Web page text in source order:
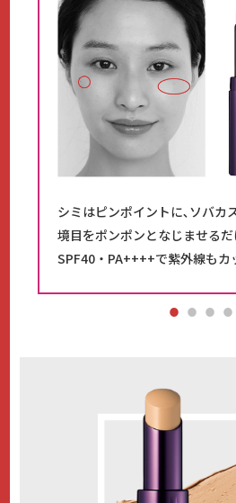
シミはピンポイントに､ソバカ
境目をポンポンとなじませるだ
SPF40・PA++++で紫外線もカ